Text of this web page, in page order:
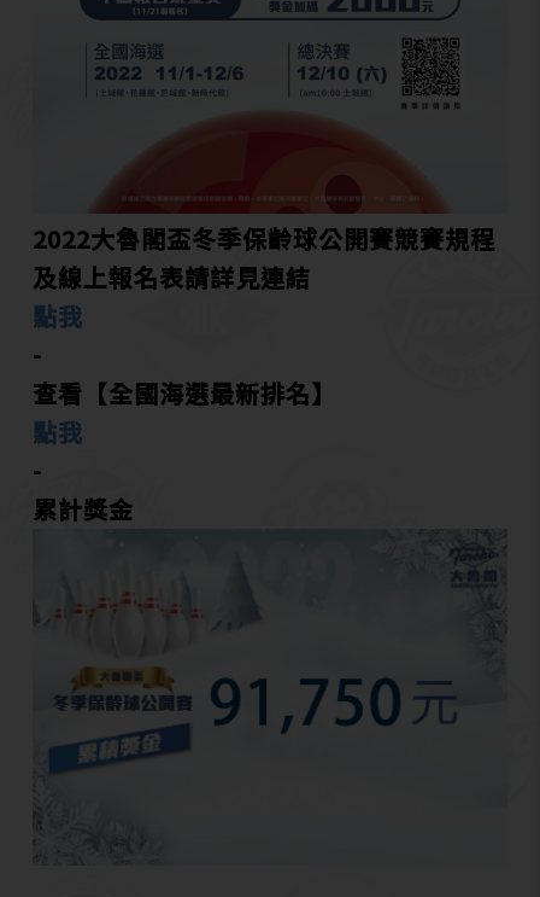
2022大魯閣盃冬季保齡球公開賽競賽規程
及線上報名表請詳見連結
點我
-
查看【全國海選最新排名】
點我
-
累計獎金